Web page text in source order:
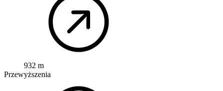
932 m
Przewyższenia